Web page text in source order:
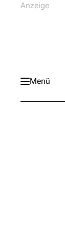
Menü